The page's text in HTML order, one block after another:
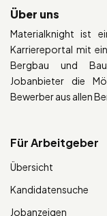
Über uns
Materialknight ist
Karriereportal mit
Bergbau und
Jobanbieter die
Bewerber aus allen
Für Arbeitgeber
Übersicht
Kandidatensuche
Jobanzeigen